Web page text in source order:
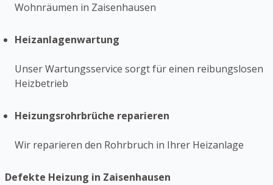
Wohnräumen in Zaisenhausen
Heizanlagenwartung
Unser Wartungsservice sorgt für einen reibungslosen
Heizbetrieb
Heizungsrohrbrüche reparieren
Wir reparieren den Rohrbruch in Ihrer Heizanlage
Defekte Heizung in Zaisenhausen